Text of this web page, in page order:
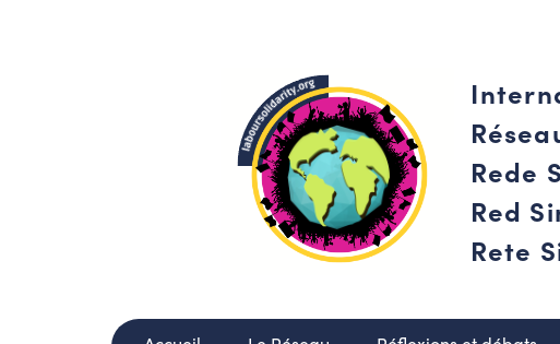
Rede
Red
Rete